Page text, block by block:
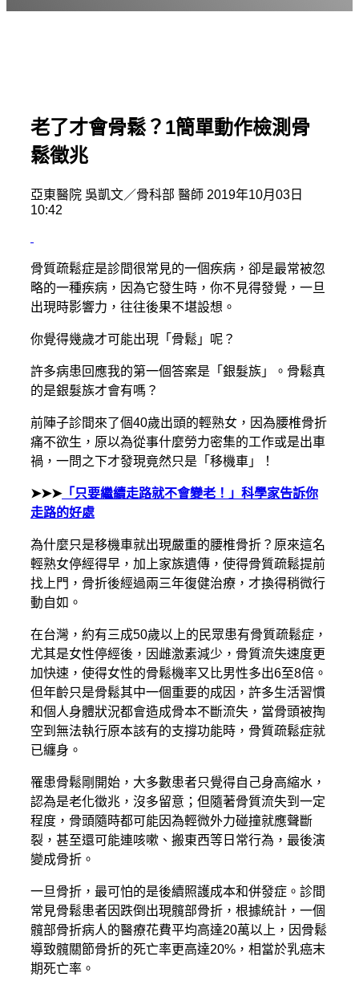
老了才會骨鬆？1簡單動作檢測骨
鬆徵兆
亞東醫院 吳凱文／骨科部 醫師 2019年10月03日
10:42
骨質疏鬆症是診間很常見的一個疾病，卻是最常被忽
略的一種疾病，因為它發生時，你不見得發覺，一旦
出現時影響力，往往後果不堪設想。
你覺得幾歲才可能出現「骨鬆」呢？
許多病患回應我的第一個答案是「銀髮族」。骨鬆真
的是銀髮族才會有嗎？
前陣子診間來了個40歲出頭的輕熟女，因為腰椎骨折
痛不欲生，原以為從事什麼勞力密集的工作或是出車
禍，一問之下才發現竟然只是「移機車」！
➤➤➤「只要繼續走路就不會變老！」科學家告訴你
走路的好處
為什麼只是移機車就出現嚴重的腰椎骨折？原來這名
輕熟女停經得早，加上家族遺傳，使得骨質疏鬆提前
找上門，骨折後經過兩三年復健治療，才換得稍微行
動自如。
在台灣，約有三成50歲以上的民眾患有骨質疏鬆症，
尤其是女性停經後，因雌激素減少，骨質流失速度更
加快速，使得女性的骨鬆機率又比男性多出6至8倍。
但年齡只是骨鬆其中一個重要的成因，許多生活習慣
和個人身體狀況都會造成骨本不斷流失，當骨頭被掏
空到無法執行原本該有的支撐功能時，骨質疏鬆症就
已纏身。
罹患骨鬆剛開始，大多數患者只覺得自己身高縮水，
認為是老化徵兆，沒多留意；但隨著骨質流失到一定
程度，骨頭隨時都可能因為輕微外力碰撞就應聲斷
裂，甚至還可能連咳嗽、搬東西等日常行為，最後演
變成骨折。
一旦骨折，最可怕的是後續照護成本和併發症。診間
常見骨鬆患者因跌倒出現髖部骨折，根據統計，一個
髖部骨折病人的醫療花費平均高達20萬以上，因骨鬆
導致髖關節骨折的死亡率更高達20%，相當於乳癌末
期死亡率。